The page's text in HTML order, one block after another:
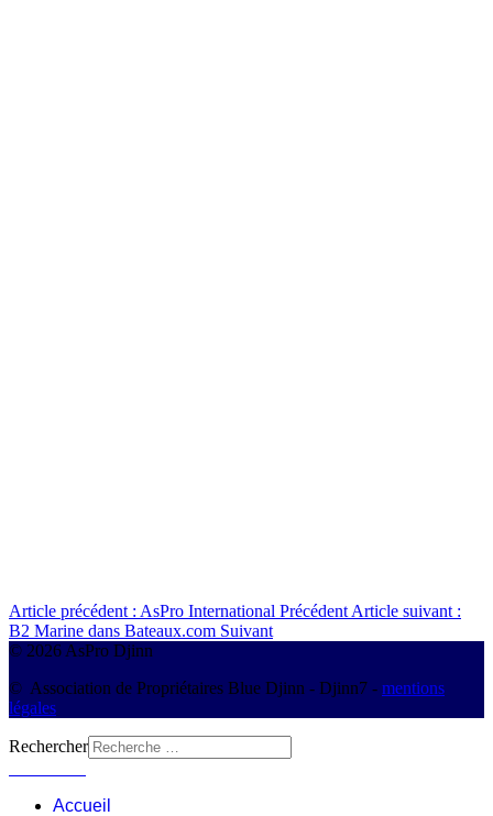
Article précédent : AsPro International Précédent Article suivant :
B2 Marine dans Bateaux.com Suivant
© 2026 AsPro Djinn
© Association de Propriétaires Blue Djinn - Djinn7 - mentions
légales
Rechercher
Accueil